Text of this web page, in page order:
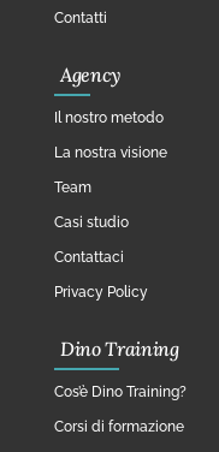
Contatti
Agency
Il nostro metodo
La nostra visione
Team
Casi studio
Contattaci
Privacy Policy
Dino Training
Cos’è Dino Training?
Corsi di formazione